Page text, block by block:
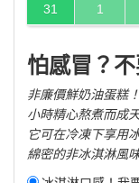
31 1
怕感冒？
非廉價鮮奶油蛋糕
小時精心熬煮而成
它可在冷凍下享用
綿密的非冰淇淋風